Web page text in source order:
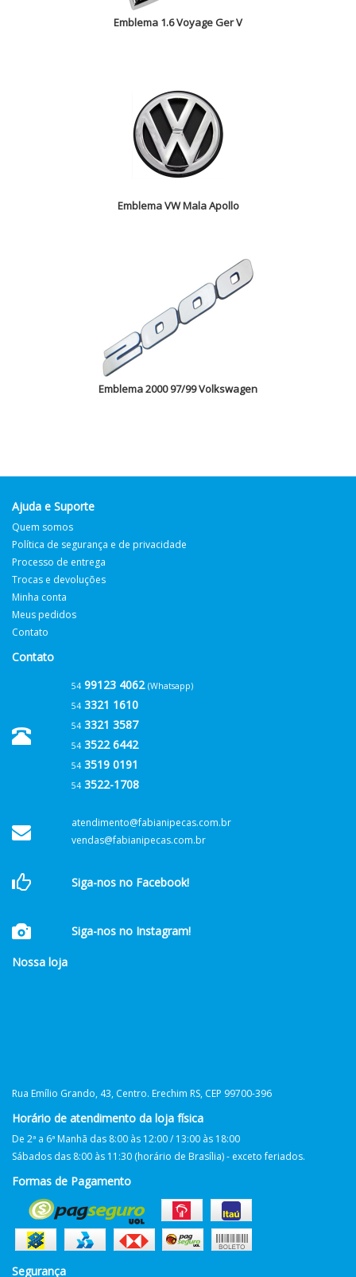
Emblema 1.6 Voyage Ger V
Emblema VW Mala Apollo
Emblema 2000 97/99 Volkswagen
Ajuda e Suporte
Quem somos
Política de segurança e de privacidade
Processo de entrega
Trocas e devoluções
Minha conta
Meus pedidos
Contato
Contato
5499123 4062 (Whatsapp)
543321 1610
543321 3587
543522 6442
543519 0191
543522-1708
atendimento@fabianipecas.com.br
vendas@fabianipecas.com.br
Siga-nos no Facebook!
Siga-nos no Instagram!
Nossa loja
Rua Emílio Grando, 43, Centro. Erechim RS, CEP 99700-396
Horário de atendimento da loja física
De 2ª a 6ª Manhã das 8:00 às 12:00 / 13:00 às 18:00
Sábados das 8:00 às 11:30 (horário de Brasília) - exceto feriados.
Formas de Pagamento
Segurança